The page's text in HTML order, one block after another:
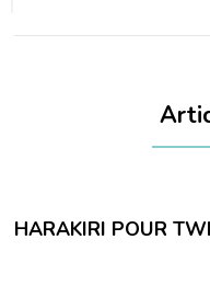
HARAKIRI POUR